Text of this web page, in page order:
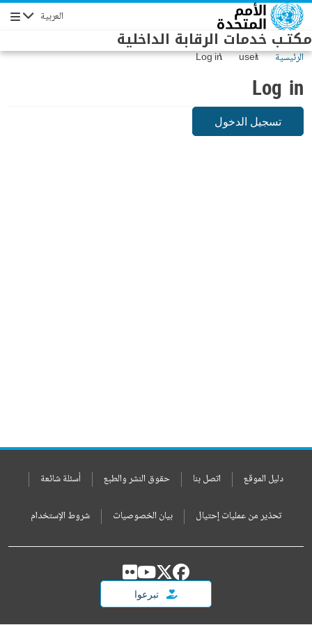
Skip to main content العربية
مكتـب خدمات الرقابة الداخلية
الرئيسية user
Log in
Log in
تسجيل الدخول
دليل الموقع اتصل بنا حقوق النشر والطبع أسئلة شائعة
تحذير من عمليات إحتيال بيان الخصوصيات شروط الإستخدام
تبرعوا